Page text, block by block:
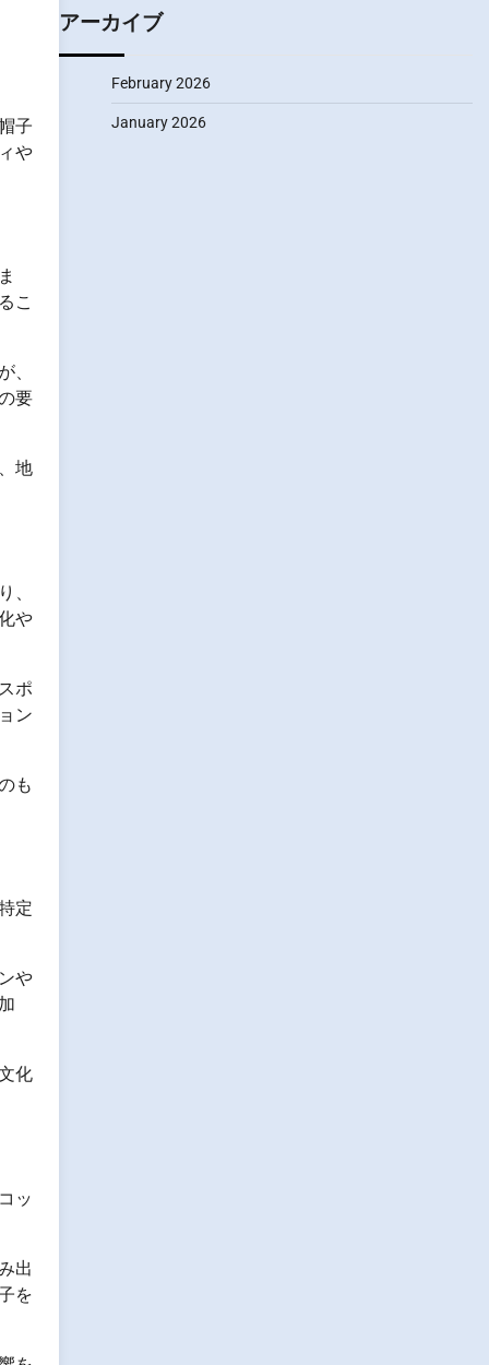
子
や
こ
、
要
地
、
や
ポ
ン
も
定
や
化
ッ
出
を
アーカイブ
February 2026
January 2026